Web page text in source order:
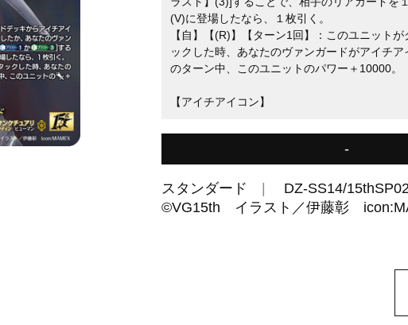
(V)に登場したなら、１枚引く。
【自】【(R)】【ターン1回】：このユニット
ックした時、あなたのヴァンガードがアイチ
のターン中、このユニットのパワー＋10000。
【アイチアイコン】
-
スタンダード DZ-SS14/
©VG15th イラスト／伊藤彰